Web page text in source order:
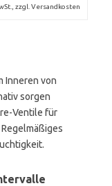
zzgl. Versandkosten
Inneren von
sorgen
Ventile für